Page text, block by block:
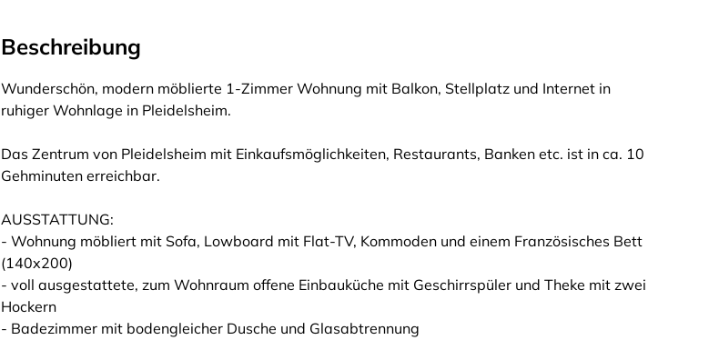
Beschreibung
Wunderschön, modern möblierte 1-Zimmer Wohnung mit Balkon, Stellplatz und Internet in
ruhiger Wohnlage in Pleidelsheim.
Das Zentrum von Pleidelsheim mit Einkaufsmöglichkeiten, Restaurants, Banken etc. ist in ca. 10
Gehminuten erreichbar.
AUSSTATTUNG:
- Wohnung möbliert mit Sofa, Lowboard mit Flat-TV, Kommoden und einem Französisches Bett
(140x200)
- voll ausgestattete, zum Wohnraum offene Einbauküche mit Geschirrspüler und Theke mit zwei
Hockern
- Badezimmer mit bodengleicher Dusche und Glasabtrennung